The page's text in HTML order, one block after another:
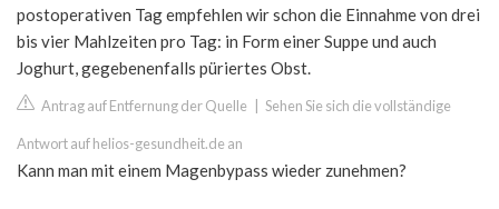
postoperativen Tag empfehlen wir schon die Einnahme von drei
bis vier Mahlzeiten pro Tag: in Form einer Suppe und auch
Joghurt, gegebenenfalls püriertes Obst.
Antrag auf Entfernung der Quelle Sehen Sie sich die vollständige
Antwort auf helios-gesundheit.de an
Kann man mit einem Magenbypass wieder zunehmen?